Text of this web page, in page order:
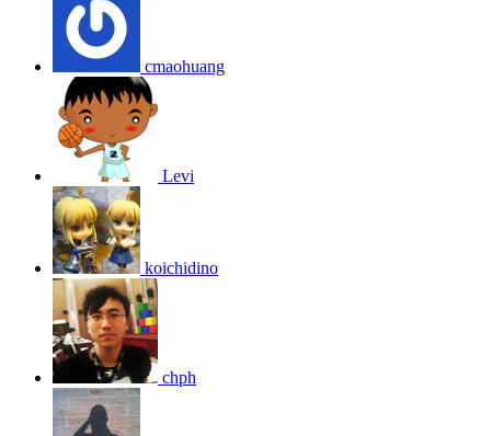
cmaohuang
Levi
koichidino
chph